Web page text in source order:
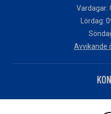
Vardagar:
Lördag:
Avvikande